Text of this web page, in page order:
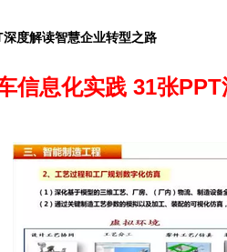
度解读智慧企业转型之路
信息化实践 31张